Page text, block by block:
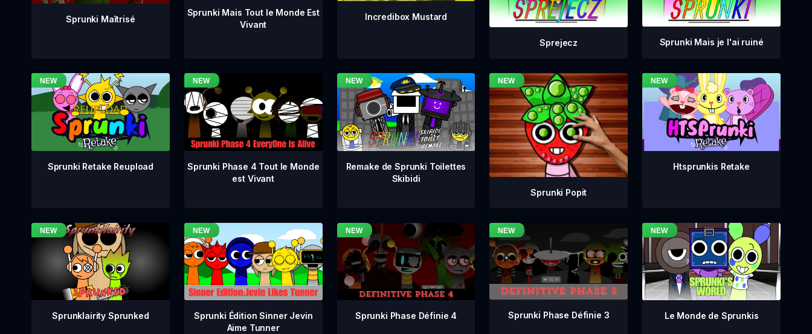
Sprunki Maîtrisé
Sprunki Mais Tout le Monde Est
Vivant
Incredibox Mustard
Sprejecz Sprunki Mais je l'ai ruiné
Sprunki Retake Reupload
Sprunki Phase 4 Tout le Monde
est Vivant
Remake de Sprunki Toilettes
Skibidi
Sprunki Popit
Htsprunkis Retake
Sprunklairity Sprunked
Sprunki Édition Sinner Jevin
Aime Tunner
Sprunki Phase Définie 4 Sprunki Phase Définie 3 Le Monde de Sprunkis